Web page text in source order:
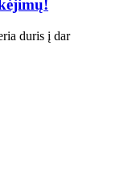
duris į dar